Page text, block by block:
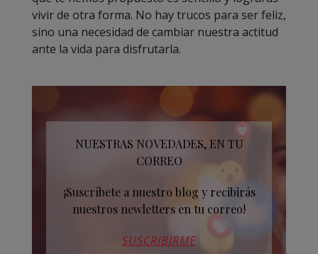
vivir de otra forma. No hay trucos para ser feliz,
sino una necesidad de cambiar nuestra actitud
ante la vida para disfrutarla.
NUESTRAS NOVEDADES, EN TU
CORREO
¡Suscríbete a nuestro blog y recibirás
nuestros newletters en tu correo!
SUSCRIBIRME